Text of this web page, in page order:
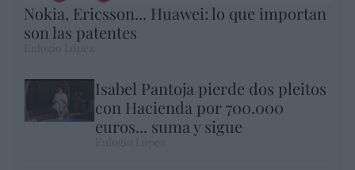
Nokia, Ericsson... Huawei: lo que importan
son las patentes
Isabel Pantoja pierde dos pleitos
con Hacienda por 700.000
euros... suma y sigue